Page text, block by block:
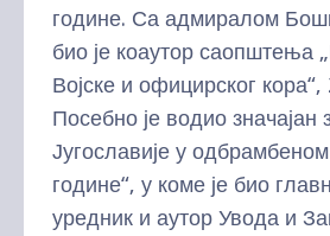
године. Са адмиралом
био је коаутор саопштења
Војске и официрског
Посебно је водио значајан
Југославије у
године“, у коме је био
уредник и аутор Увода и